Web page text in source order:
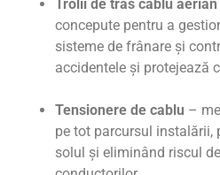
Trolii de tras cablu aerian
concepute pentru a
sisteme de frânare și
accidentele și protejează
Tensionere de cablu –
pe tot parcursul instalării,
solul și eliminând riscul